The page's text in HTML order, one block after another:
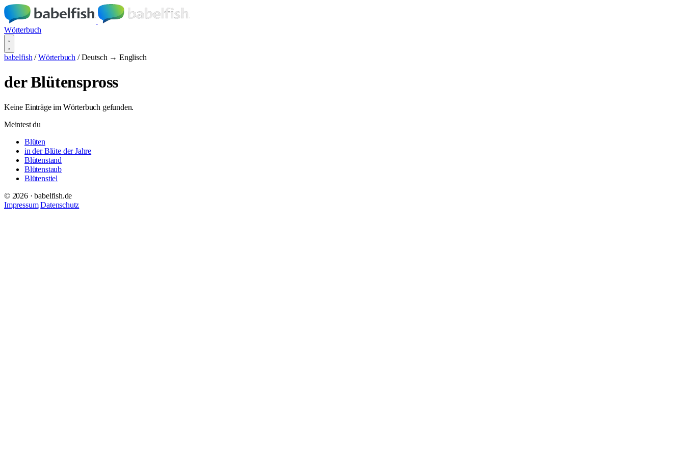
Wörterbuch
babelfish / Wörterbuch / Deutsch → Englisch
der Blütenspross
Keine Einträge im Wörterbuch gefunden.
Meintest du
Blüten
in der Blüte der Jahre
Blütenstand
Blütenstaub
Blütenstiel
© 2026 · babelfish.de
Impressum Datenschutz